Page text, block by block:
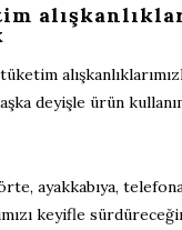
deyişle ürün
ayakkabıya,
keyifle